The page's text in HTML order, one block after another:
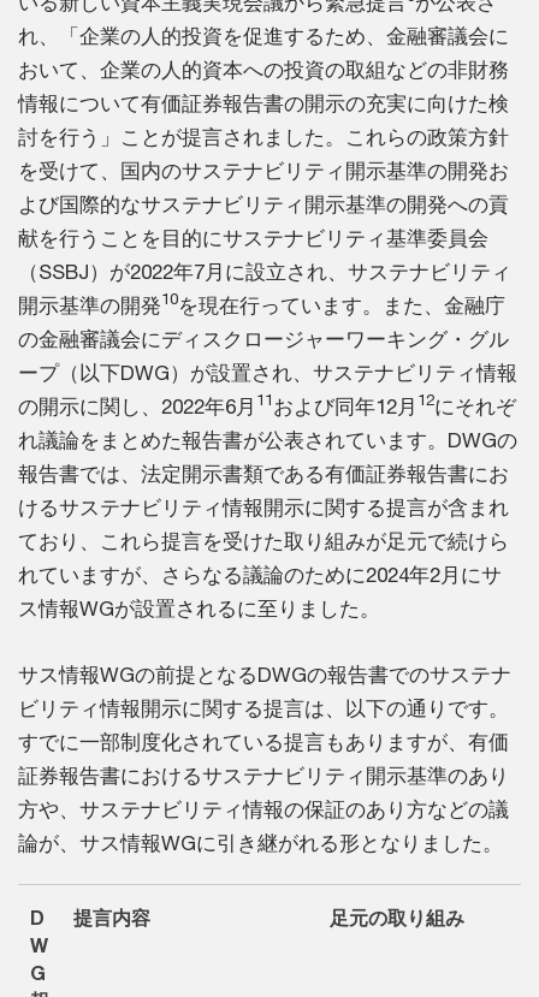
れ、「企業の人的投資を促進するため、金融審議会に
おいて、企業の人的資本への投資の取組などの非財務
情報について有価証券報告書の開示の充実に向けた検
討を行う」ことが提言されました。これらの政策方針
を受けて、国内のサステナビリティ開示基準の開発お
よび国際的なサステナビリティ開示基準の開発への貢
献を行うことを目的にサステナビリティ基準委員会
（SSBJ）が2022年7月に設立され、サステナビリティ
開示基準の開発10を現在行っています。また、金融庁
の金融審議会にディスクロージャーワーキング・グル
ープ（以下DWG）が設置され、サステナビリティ情報
の開示に関し、2022年6月 11および同年12月 12にそれぞ
れ議論をまとめた報告書が公表されています。DWGの
報告書では、法定開示書類である有価証券報告書にお
けるサステナビリティ情報開示に関する提言が含まれ
ており、これら提言を受けた取り組みが足元で続けら
れていますが、さらなる議論のために2024年2月にサ
ス情報WGが設置されるに至りました。
サス情報WGの前提となるDWGの報告書でのサステナ
ビリティ情報開示に関する提言は、以下の通りです。
すでに一部制度化されている提言もありますが、有価
証券報告書におけるサステナビリティ開示基準のあり
方や、サステナビリティ情報の保証のあり方などの議
論が、サス情報WGに引き継がれる形となりました。
D
W
G
提言内容 足元の取り組み